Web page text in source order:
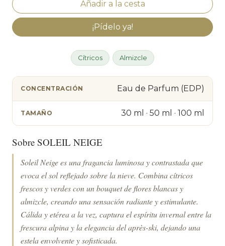
¡Pídelo ya!
Cítricos Almizcle
CONCENTRACIÓN Eau de Parfum (EDP)
TAMAÑO 30 ml · 50 ml · 100 ml
Sobre SOLEIL NEIGE
Soleil Neige es una fragancia luminosa y contrastada que
evoca el sol reflejado sobre la nieve. Combina cítricos
frescos y verdes con un bouquet de flores blancas y
almizcle, creando una sensación radiante y estimulante.
Cálida y etérea a la vez, captura el espíritu invernal entre la
frescura alpina y la elegancia del après-ski, dejando una
estela envolvente y sofisticada.